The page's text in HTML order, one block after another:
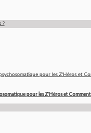
pour les Z'Héros et